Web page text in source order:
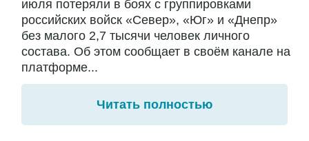
июля потеряли в боях с группировками
российских войск «Север», «Юг» и «Днепр»
без малого 2,7 тысячи человек личного
состава. Об этом сообщает в своём канале на
платформе...
Читать полностью